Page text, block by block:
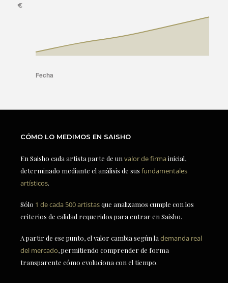
CÓMO LO MEDIMOS EN SAISHO
En Saisho cada artista parte de un valor de firmainicial,
determinado mediante el análisis de sus fundamentales
artísticos.
Sólo 1 de cada 500 artistasque analizamos cumple con los
criterios de calidad requeridos para entrar en Saisho.
A partir de ese punto, el valor cambia según la demanda real
del mercado, permitiendo comprender de forma
transparente cómo evoluciona con el tiempo.